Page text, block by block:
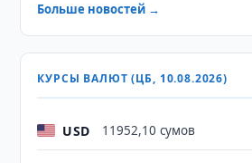
Больше новостей →
КУРСЫ ВАЛЮТ (ЦБ, 10.08.2026)
USD 11952,10 сумов